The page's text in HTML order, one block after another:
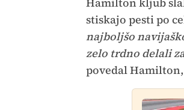
stiskajo pesti po
najboljšo
zelo trdno delali
povedal